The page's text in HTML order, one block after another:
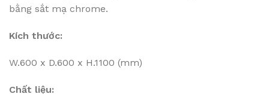
bằng sắt mạ chrome.
Kích thước:
W.600 x D.600 x H.1100 (mm)
Chất liệu: